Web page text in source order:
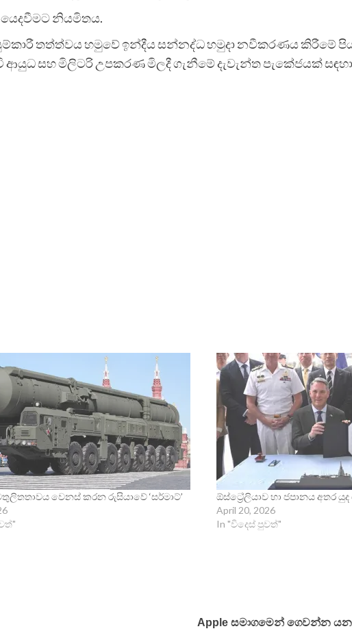
යෙදවීමට නියමිතය.
තත්ත්වය හමුවේ ඉන්දීය සන්නද්ධ හමුදා නවීකරණය කිරීමේ
සහ මිලිටරි උපකරණ මිලදී ගැනීමේ දැවැන්ත පැකේජයක්
වෙනස් කරන රුසියාවේ ‘සර්මාට්’
ඕස්ට්‍රේලියාව හා ජපානය අතර
April 20, 2026
In "විදෙස් පුවත්"
Apple සමාගමෙන් ගෙවන්න